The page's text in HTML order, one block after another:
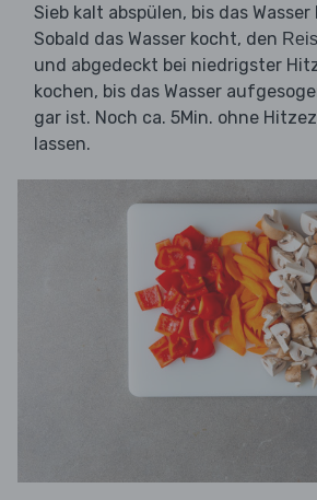
Sieb kalt abspülen, bis das Wasser
Sobald das Wasser kocht, den Reis
und abgedeckt bei niedrigster
kochen, bis das Wasser
gar ist. Noch ca. 5Min. ohne
lassen.